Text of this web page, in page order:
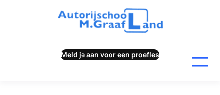
Meld je aan voor een proefles